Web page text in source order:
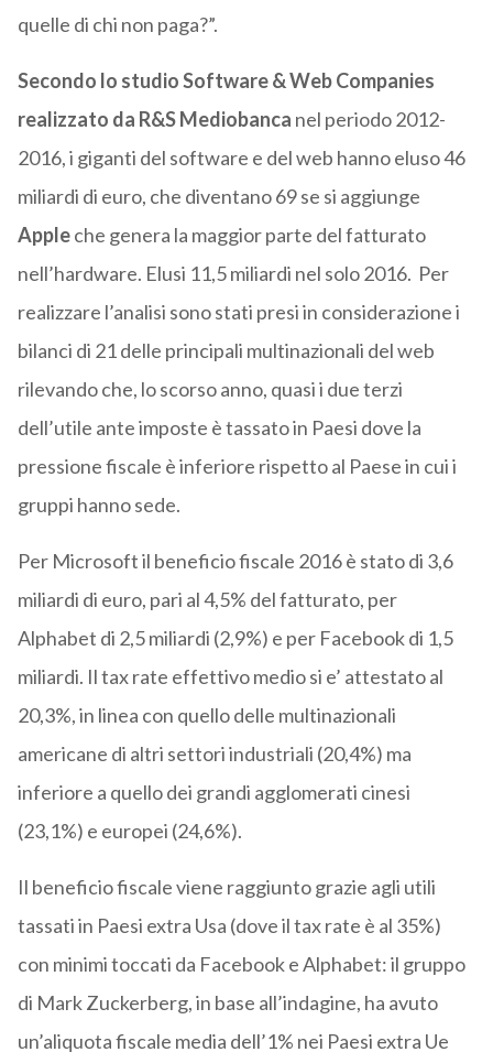
quelle di chi non paga?”.
Secondo lo studio Software & Web Companies
realizzato da R&S Mediobanca nel periodo 2012-
2016, i giganti del software e del web hanno eluso 46
miliardi di euro, che diventano 69 se si aggiunge
Appleche genera la maggior parte del fatturato
nell’hardware. Elusi 11,5 miliardi nel solo 2016. Per
realizzare l’analisi sono stati presi in considerazione i
bilanci di 21 delle principali multinazionali del web
rilevando che, lo scorso anno, quasi i due terzi
dell’utile ante imposte è tassato in Paesi dove la
pressione fiscale è inferiore rispetto al Paese in cui i
gruppi hanno sede.
Per Microsoft il beneficio fiscale 2016 è stato di 3,6
miliardi di euro, pari al 4,5% del fatturato, per
Alphabet di 2,5 miliardi (2,9%) e per Facebook di 1,5
miliardi. Il tax rate effettivo medio si e’ attestato al
20,3%, in linea con quello delle multinazionali
americane di altri settori industriali (20,4%) ma
inferiore a quello dei grandi agglomerati cinesi
(23,1%) e europei (24,6%).
Il beneficio fiscale viene raggiunto grazie agli utili
tassati in Paesi extra Usa (dove il tax rate è al 35%)
con minimi toccati da Facebook e Alphabet: il gruppo
di Mark Zuckerberg, in base all’indagine, ha avuto
un’aliquota fiscale media dell’1% nei Paesi extra Ue